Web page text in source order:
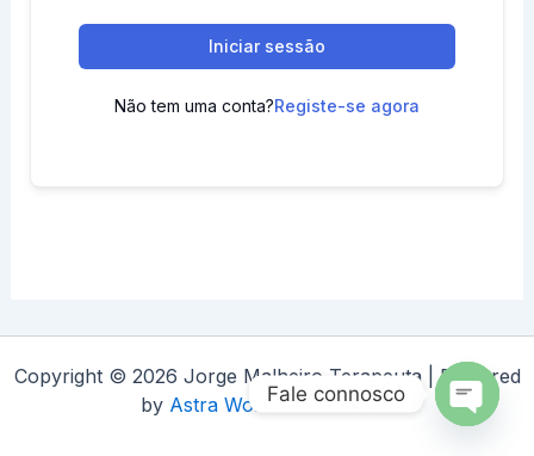
Iniciar sessão
Não tem uma conta?Registe-se agora
Copyright © 2026 Jorge Malheiro Terapeuta | Powered
by Astra WordPress Theme
Fale connosco